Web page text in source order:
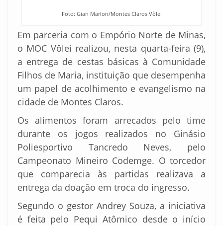
Foto: Gian Marlon/Montes Claros Vôlei
Em parceria com o Empório Norte de Minas,
o MOC Vôlei realizou, nesta quarta-feira (9),
a entrega de cestas básicas à Comunidade
Filhos de Maria, instituição que desempenha
um papel de acolhimento e evangelismo na
cidade de Montes Claros.
Os alimentos foram arrecados pelo time
durante os jogos realizados no Ginásio
Poliesportivo Tancredo Neves, pelo
Campeonato Mineiro Codemge. O torcedor
que comparecia às partidas realizava a
entrega da doação em troca do ingresso.
Segundo o gestor Andrey Souza, a iniciativa
é feita pelo Pequi Atômico desde o início